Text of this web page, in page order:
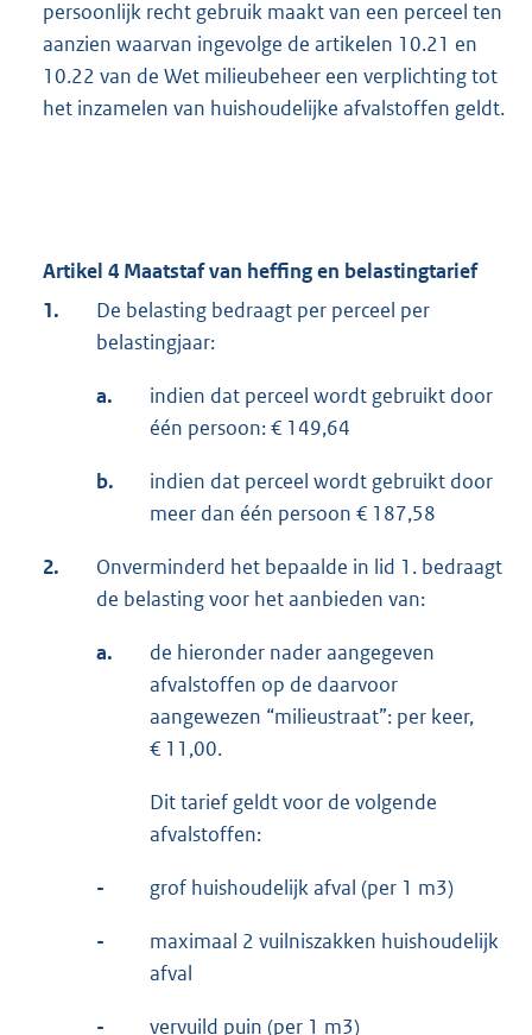
persoonlijk recht gebruik maakt van een perceel ten
aanzien waarvan ingevolge de artikelen 10.21 en
10.22 van de Wet milieubeheer een verplichting tot
het inzamelen van huishoudelijke afvalstoffen geldt.
Artikel 4 Maatstaf van heffing en belastingtarief
1.
De belasting bedraagt per perceel per
belastingjaar:
a.
indien dat perceel wordt gebruikt door
één persoon: € 149,64
b.
indien dat perceel wordt gebruikt door
meer dan één persoon € 187,58
2.
Onverminderd het bepaalde in lid 1. bedraagt
de belasting voor het aanbieden van:
a.
de hieronder nader aangegeven
afvalstoffen op de daarvoor
aangewezen “milieustraat”: per keer,
€ 11,00.
Dit tarief geldt voor de volgende
afvalstoffen:
- grof huishoudelijk afval (per 1 m3)
-
maximaal 2 vuilniszakken huishoudelijk
afval
- vervuild puin (per 1 m3)